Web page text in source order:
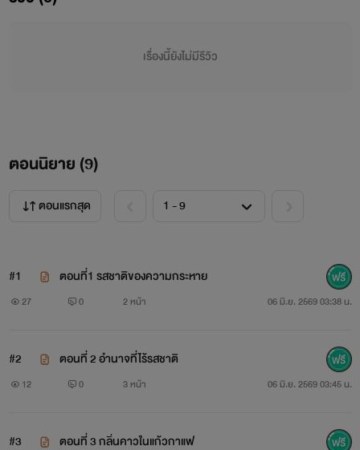
เรื่องนี้ยังไม่มีรีวิว
ตอนนิยาย (9)
ตอนแรกสุด
#1 ตอนที่1 รสชาติของความกระหาย
27 0 2 หน้า 06 มิ.ย. 2569 03:38 น.
#2 ตอนที่ 2 อำนาจที่ไร้รสชาติ
12 0 3 หน้า 06 มิ.ย. 2569 03:45 น.
#3 ตอนที่ 3 กลิ่นคาวในแก้วกาแฟ